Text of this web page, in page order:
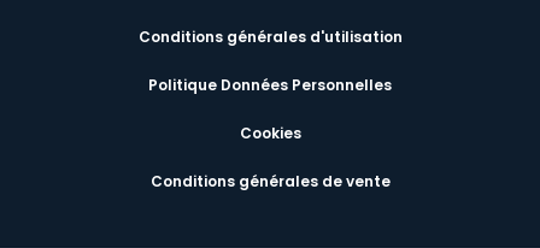
Conditions générales d'utilisation
Politique Données Personnelles
Cookies
Conditions générales de vente